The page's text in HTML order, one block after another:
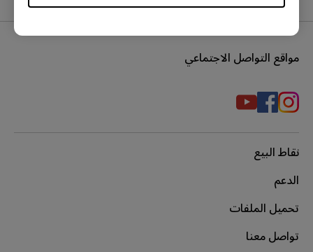
مواقع التواصل الاجتماعي
نقاط البيع
الدعم
تحميل الملفات
تواصل معنا